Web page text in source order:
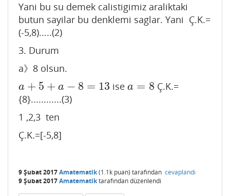
Yani bu su demek calistigimiz araliktaki
butun sayilar bu denklemi saglar. Yani Ç.K.=
(-5,8).....(2)
3. Durum
a》8 olsun.
a + 5 + a − 8 = 13
a+5+ a −8=13 isea = 8
a=8
Ç.K.=
{8}............(3)
1 ,2,3 ten
Ç.K.=[-5,8]
9 Şubat 2017Amatematik(1.1k puan) tarafından cevaplandı
9 Şubat 2017Amatematiktarafındandüzenlendi